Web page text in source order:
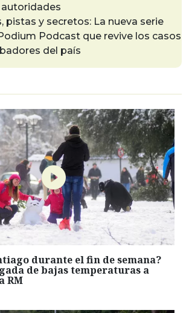
pistas y secretos: La nueva serie
Podcast que revive los casos
del país
durante el fin de semana?
de bajas temperaturas a
RM